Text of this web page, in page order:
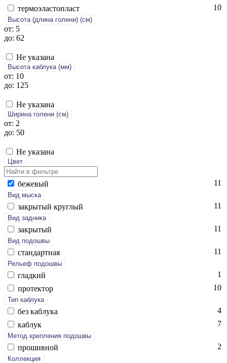
тер­мо­элас­топласт
10
Высота (длина голени) (cм)
от: 5
до: 62
Не указана
Высота каблука (мм)
от: 10
до: 125
Не указана
Ширина голени (см)
от: 2
до: 50
Не указана
Цвет
бе­жевый 11
Вид мыска
зак­ры­тый круг­лый 11
Вид задника
зак­ры­тый 11
Вид подошвы
стан­дарт­ная 11
Рельеф подошвы
глад­кий
1
про­тек­тор
10
Тип каблука
без каб­лу­ка
4
каб­лук
7
Метод крепления подошвы
про­шив­ной 2
Коллекция